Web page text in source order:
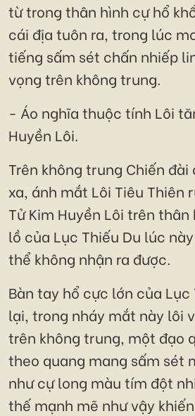
từ trong thân hình cự hổ
cái địa tuôn ra, trong lúc
tiếng sấm sét chấn nhiếp
vọng trên không trung.
- Áo nghĩa thuộc tính Lôi
Huyền Lôi.
Trên không trung Chiến
xa, ánh mắt Lôi Tiêu Thiên
Tử Kim Huyền Lôi trên
lồ của Lục Thiếu Du lúc
thể không nhận ra được.
Bàn tay hổ cực lớn của Lục
lại, trong nháy mắt này lôi
trên không trung, một đạo
theo quang mang sấm sét
như cự long màu tím đột
thế mạnh mẽ như vậy